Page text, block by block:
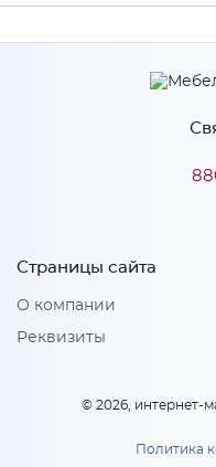
Производитель
Страницы сайта
О компании
Реквизиты
© 2026, интернет-
Политика